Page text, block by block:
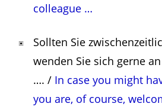
colleague …
Sollten Sie
wenden Sie sich gerne
…. / In case you might
you are, of course,